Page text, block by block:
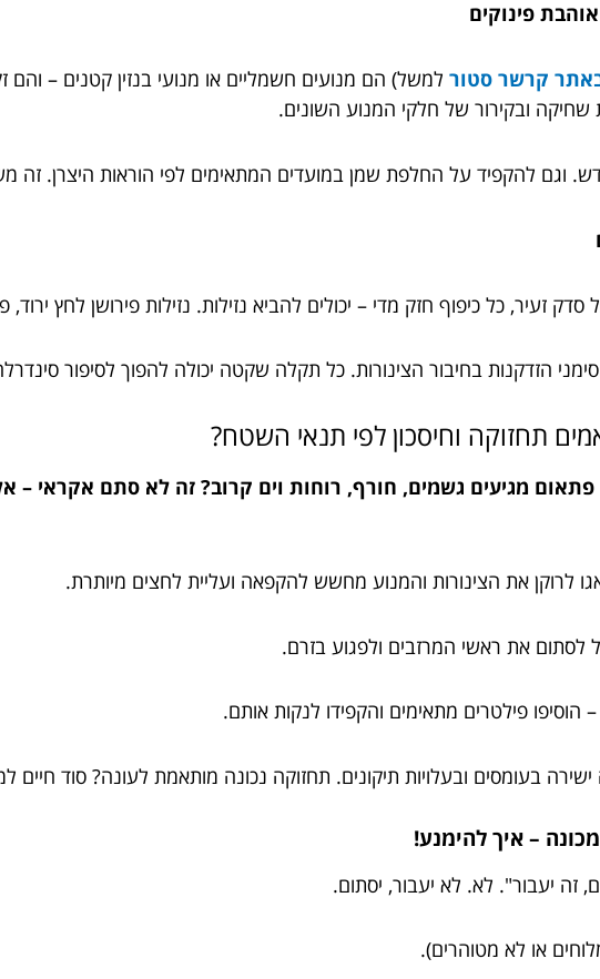
פינוקים
קרשר סטור למשל) הם מנועים חשמליים או מנועי בנזין קטנים –
ובקירור של חלקי המנוע השונים.
וגם להקפיד על החלפת שמן במועדים המתאימים לפי הוראות היצרן. זה
זעיר, כל כיפוף חזק מדי – יכולים להביא נזילות. נזילות פירושן לחץ ירוד,
הזדקנות בחיבור הצינורות. כל תקלה שקטה יכולה להפוך לסיפור
תחזוקה וחיסכון לפי תנאי השטח?
מגיעים גשמים, חורף, רוחות וים קרוב? זה לא סתם אקראי –
לרוקן את הצינורות והמנוע מחשש להקפאה ועליית לחצים מיותרת.
לסתום את ראשי המרזבים ולפגוע בזרם.
פילטרים מתאימים והקפידו לנקות אותם.
בעומסים ובעלויות תיקונים. תחזוקה נכונה מותאמת לעונה? סוד חיים
זה יעבור". לא. לא יעבור, יסתום.
או לא מטוהרים).